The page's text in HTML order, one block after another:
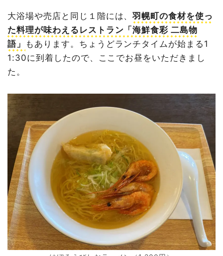
大浴場や売店と同じ１階には、羽幌町の食材を使っ
た料理が味わえるレストラン「海鮮食彩 二島物
語」
もあります。ちょうどランチタイムが始まる1
1:30に到着したので、ここでお昼をいただきまし
た。